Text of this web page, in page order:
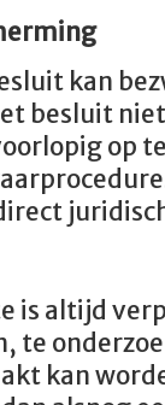
kan
besluit
op
is altijd
te
kan